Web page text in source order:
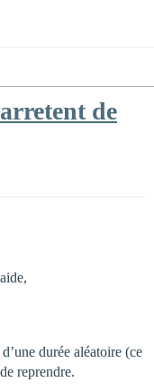
de
durée aléatoire (ce
reprendre.